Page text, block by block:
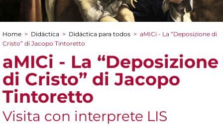
You are here
Home > Didáctica > Didáctica para todos > aMICi - La “Deposizione di
Cristo” di Jacopo Tintoretto
aMICi - La “Deposizione
di Cristo” di Jacopo
Tintoretto
Visita con interprete LIS